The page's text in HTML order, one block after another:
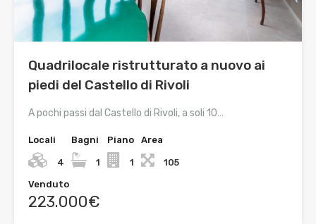
Quadrilocale ristrutturato a nuovo ai
piedi del Castello di Rivoli
A pochi passi dal Castello di Rivoli, a soli 10…
Locali
4
Bagni
1
Piano
1
Area
105
Venduto
223.000€